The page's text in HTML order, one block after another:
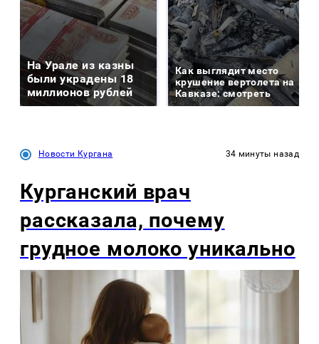
На Урале из казны
были украдены 18
миллионов рублей
Как выглядит место
крушение вертолета на
Кавказе: смотреть
Новости Кургана 34 минуты назад
Курганский врач
рассказала, почему
грудное молоко уникально